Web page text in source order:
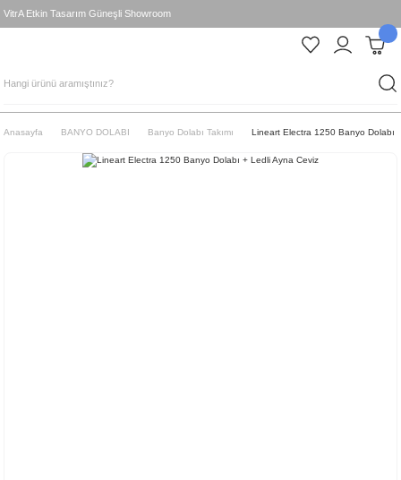
VitrA Etkin Tasarım Güneşli Showroom
Anasayfa BANYO DOLABI Banyo Dolabı Takımı Lineart Electra 1250 Banyo Dolabı